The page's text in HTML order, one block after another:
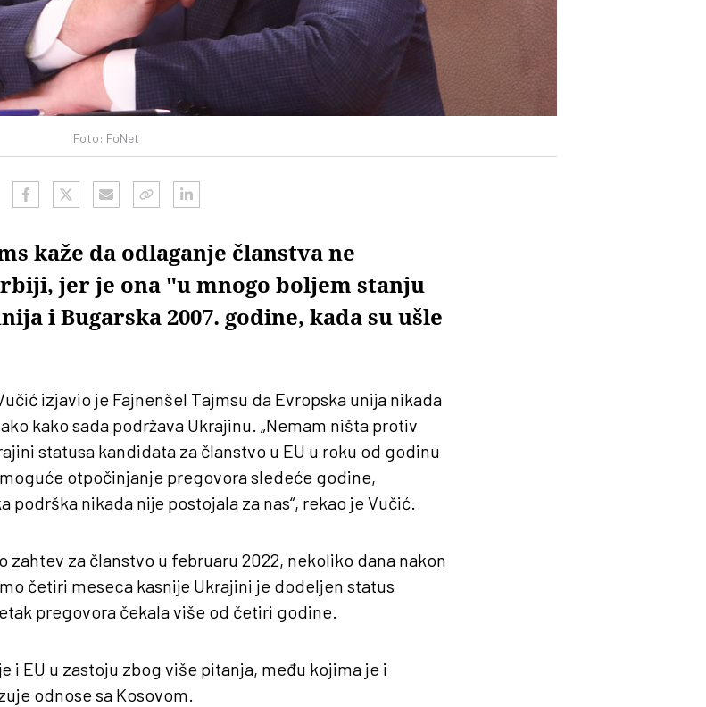
Foto: FoNet
kaže da odlaganje članstva ne
jer je ona "u mnogo boljem stanju
i Bugarska 2007. godine, kada su ušle
izjavio je Fajnenšel Tajmsu da Evropska unija nikada
kako sada podržava Ukrajinu. „Nemam ništa protiv
statusa kandidata za članstvo u EU u roku od godinu
otpočinjanje pregovora sledeće godine,
podrška nikada nije postojala za nas“, rekao je Vučić.
zahtev za članstvo u februaru 2022, nekoliko dana nakon
četiri meseca kasnije Ukrajini je dodeljen status
pregovora čekala više od četiri godine.
i EU u zastoju zbog više pitanja, među kojima je i
odnose sa Kosovom.